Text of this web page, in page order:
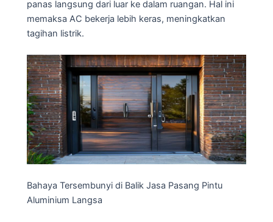
panas langsung dari luar ke dalam ruangan. Hal ini
memaksa AC bekerja lebih keras, meningkatkan
tagihan listrik.
Bahaya Tersembunyi di Balik Jasa Pasang Pintu
Aluminium Langsa